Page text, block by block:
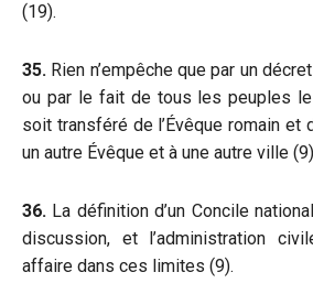
(19).
35. Rien n’empêche que par un
ou par le fait de tous les peuples
soit transféré de l’Évêque romain et
un autre Évêque et à une autre ville
36. La définition d’un Concile
discussion, et l’administration
affaire dans ces limites (9).